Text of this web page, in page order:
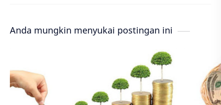
Anda mungkin menyukai postingan ini